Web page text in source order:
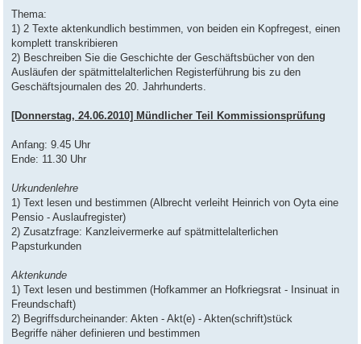
Thema:
1) 2 Texte aktenkundlich bestimmen, von beiden ein Kopfregest, einen
komplett transkribieren
2) Beschreiben Sie die Geschichte der Geschäftsbücher von den
Ausläufen der spätmittelalterlichen Registerführung bis zu den
Geschäftsjournalen des 20. Jahrhunderts.
[Donnerstag, 24.06.2010] Mündlicher Teil Kommissionsprüfung
Anfang: 9.45 Uhr
Ende: 11.30 Uhr
Urkundenlehre
1) Text lesen und bestimmen (Albrecht verleiht Heinrich von Oyta eine
Pensio - Auslaufregister)
2) Zusatzfrage: Kanzleivermerke auf spätmittelalterlichen
Papsturkunden
Aktenkunde
1) Text lesen und bestimmen (Hofkammer an Hofkriegsrat - Insinuat in
Freundschaft)
2) Begriffsdurcheinander: Akten - Akt(e) - Akten(schrift)stück
Begriffe näher definieren und bestimmen